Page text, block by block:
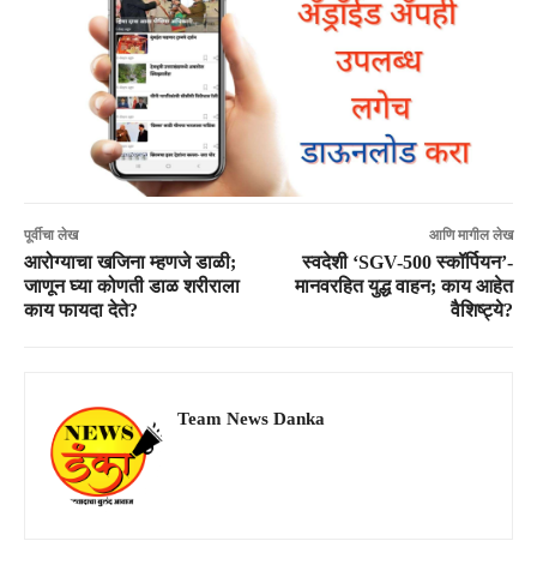
पूर्वीचा लेख
आरोग्याचा खजिना म्हणजे डाळी;
जाणून घ्या कोणती डाळ शरीराला
काय फायदा देते?
आणि मागील लेख
स्वदेशी ‘SGV-500 स्कॉर्पियन’-
मानवरहित युद्ध वाहन; काय आहेत
वैशिष्ट्ये?
Team News Danka